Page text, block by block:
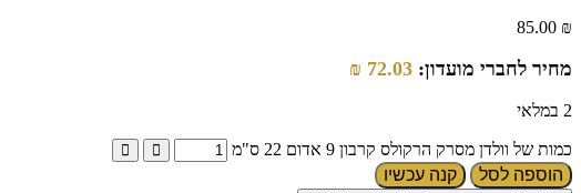
85.00 ₪
מחיר לחברי מועדון: 72.03
₪
2 במלאי
כמות של וולדן מסרק הרקולס קרבון 9 אדום 22 ס"מ
הוספה לסל
קנה עכשיו